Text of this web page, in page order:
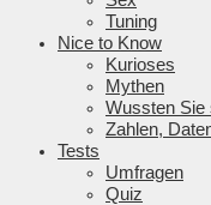
Tuning
Nice to Know
Kurioses
Mythen
Wussten Sie
Zahlen,
Tests
Umfragen
Quiz